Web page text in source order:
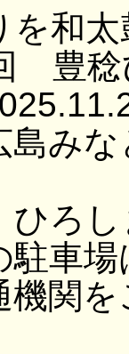
を和
豊
島み
ひろ
車場
機関